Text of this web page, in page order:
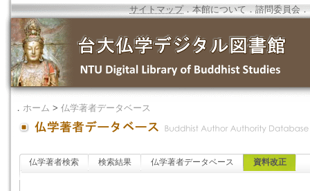
サイトマップ．本館について ．諮問委員会 ．
． ホーム > 仏学著者データベース
仏学著者検索 検索結果 仏学著者データベース 資料改正